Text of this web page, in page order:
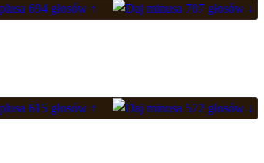
694 głosów ↑ 707 głosów ↓
615 głosów ↑ 572 głosów ↓